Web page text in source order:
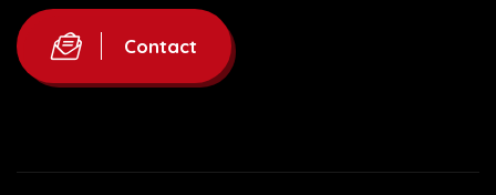
Contact